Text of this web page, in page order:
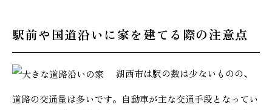
駅前や国道沿いに家を建てる際の注意点
湖西市は駅の数は少ないものの、
道路の交通量は多いです。自動車が主な交通手段となってい